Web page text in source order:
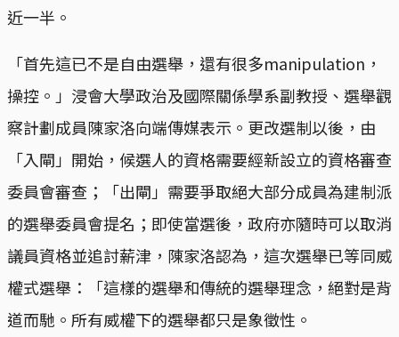
近一半。
「首先這已不是自由選舉，還有很多manipulation，
操控。」浸會大學政治及國際關係學系副教授、選舉觀
察計劃成員陳家洛向端傳媒表示。更改選制以後，由
「入閘」開始，候選人的資格需要經新設立的資格審查
委員會審查；「出閘」需要爭取絕大部分成員為建制派
的選舉委員會提名；即使當選後，政府亦隨時可以取消
議員資格並追討薪津，陳家洛認為，這次選舉已等同威
權式選舉：「這樣的選舉和傳統的選舉理念，絕對是背
道而馳。所有威權下的選舉都只是象徵性。